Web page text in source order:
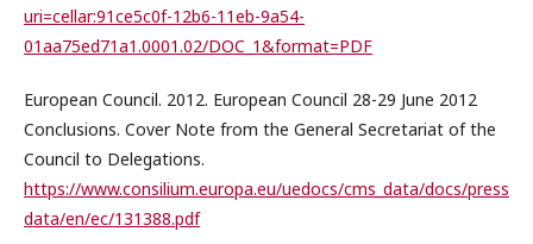
uri=cellar:91ce5c0f-12b6-11eb-9a54-
01aa75ed71a1.0001.02/DOC_1&format=PDF
European Council. 2012. European Council 28-29 June 2012
Conclusions. Cover Note from the General Secretariat of the
Council to Delegations.
https://www.consilium.europa.eu/uedocs/cms_data/docs/press
data/en/ec/131388.pdf